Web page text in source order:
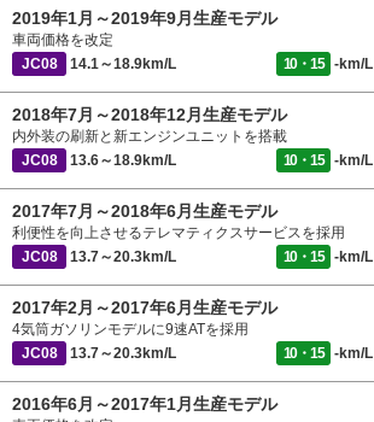
2019年1月～2019年9月生産モデル
車両価格を改定
JC08
14.1～18.9km/L 10・15 -km/L
2018年7月～2018年12月生産モデル
内外装の刷新と新エンジンユニットを搭載
JC08
13.6～18.9km/L 10・15 -km/L
2017年7月～2018年6月生産モデル
利便性を向上させるテレマティクスサービスを採用
JC08
13.7～20.3km/L 10・15 -km/L
2017年2月～2017年6月生産モデル
4気筒ガソリンモデルに9速ATを採用
JC08
13.7～20.3km/L 10・15 -km/L
2016年6月～2017年1月生産モデル